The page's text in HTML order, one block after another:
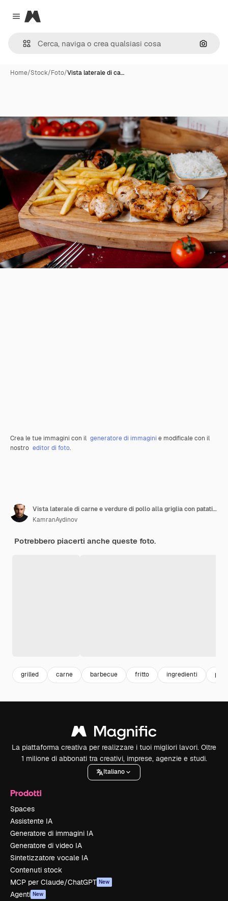
Close menu
Magnific
Cerca
Home/Stock/Foto/Vista laterale di ca…
Crea le tue immagini con il generatore di immagini e modificale con il
nostro editor di foto.
Vista laterale di carne e verdure di pollo alla griglia con patatine fritte e erbe su una tavola di legno
KamranAydinov
Potrebbero piacerti anche queste foto.
grilled carne barbecue fritto ingredienti pollo
La piattaforma creativa per realizzare i tuoi migliori lavori. Oltre
1 milione di abbonati tra creativi, imprese, agenzie e studi.
Italiano
Prodotti
Spaces
Assistente IA
Generatore di immagini IA
Generatore di video IA
Sintetizzatore vocale IA
Contenuti stock
MCP per Claude/ChatGPT New
Agenti New